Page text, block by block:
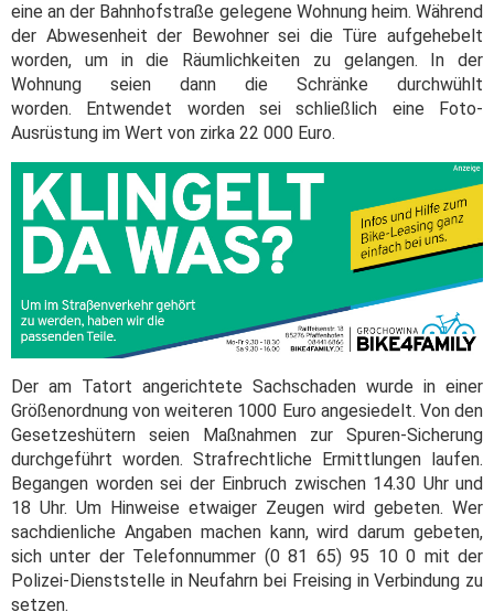
eine an der Bahnhofstraße gelegene Wohnung heim. Während
der Abwesenheit der Bewohner sei die Türe aufgehebelt
worden, um in die Räumlichkeiten zu gelangen. In der
Wohnung seien dann die Schränke durchwühlt
worden. Entwendet worden sei schließlich eine Foto-
Ausrüstung im Wert von zirka 22 000 Euro.
Der am Tatort angerichtete Sachschaden wurde in einer
Größenordnung von weiteren 1000 Euro angesiedelt. Von den
Gesetzeshütern seien Maßnahmen zur Spuren-Sicherung
durchgeführt worden. Strafrechtliche Ermittlungen laufen.
Begangen worden sei der Einbruch zwischen 14.30 Uhr und
18 Uhr. Um Hinweise etwaiger Zeugen wird gebeten. Wer
sachdienliche Angaben machen kann, wird darum gebeten,
sich unter der Telefonnummer (0 81 65) 95 10 0 mit der
Polizei-Dienststelle in Neufahrn bei Freising in Verbindung zu
setzen.